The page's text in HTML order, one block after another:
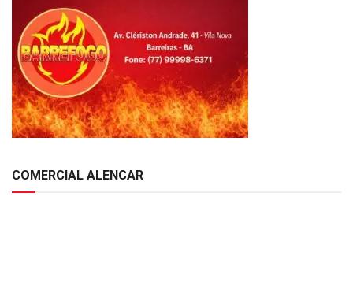
COMERCIAL ALENCAR